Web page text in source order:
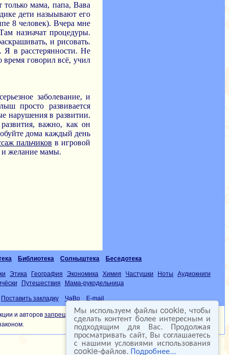
Мы используем файлы cookie, чтобы
сделать контент более интересным и
подходящим для Вас. Продолжая
просматривать сайт, Вы соглашаетесь
с нашими условиями использования
cookie-файлов. Подробнее...
мама, папа, Вава
дети назыывают его
8 человек). Вчера мне
назначат процедуры.
и рисовать.
Я в расстерянности. Не
говорил всё, учил
заболевание, и
просто развивается
нарушения в развитии.
важно, как он
дома каждый день
пальчиков в игровой
и желание мамы.
Библиотека Солныштека Беседотека
Этика География Экономика Химия Частушки Ноты
Аудиокниги
Путешествия Мама-рукодельница
Поставить закладку ЧаВо E-mail
и авторов запрещена